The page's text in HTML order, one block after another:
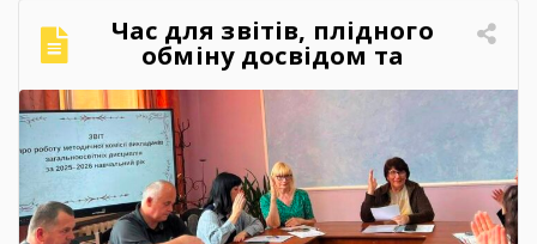
закладу, адже ще одна плеяда молодих,
кваліфікованих фахівців вирушила у
самостійне професійне […]
Час для звітів, плідного
обміну досвідом та
натхнення!